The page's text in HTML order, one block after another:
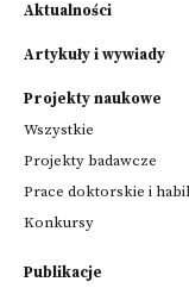
Aktualności
Artykuły i wywiady
Projekty naukowe
Wszystkie
Projekty badawcze
Prace doktorskie i
Konkursy
Publikacje